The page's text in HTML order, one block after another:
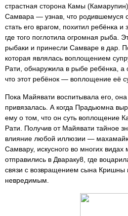
страстная сторона Камы
Самвара — узнав, что родившемуся
стать его врагом, похитил ребёнка и
где того поглотила огромная рыба.
рыбаки и принесли Самваре в дар.
которая являлась воплощением
Рати, обнаружила в рыбе ребёнка, а
что этот ребёнок — воплощение её
Пока Майявати воспитывала его,
привязалась. А когда Прадьюмна
ему о том, что он суть воплощение
Рати. Получив от Майявати тайное
влияние любой иллюзии —
Самвару, искусного во многих
отправились в Двараку8, где
связи с возвращением сына
невредимым.